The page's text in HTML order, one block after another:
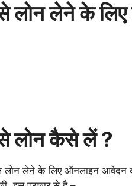
लोन लेने के लिए
लोन कैसे लें ?
लेने के लिए ऑनलाइन आवेदन